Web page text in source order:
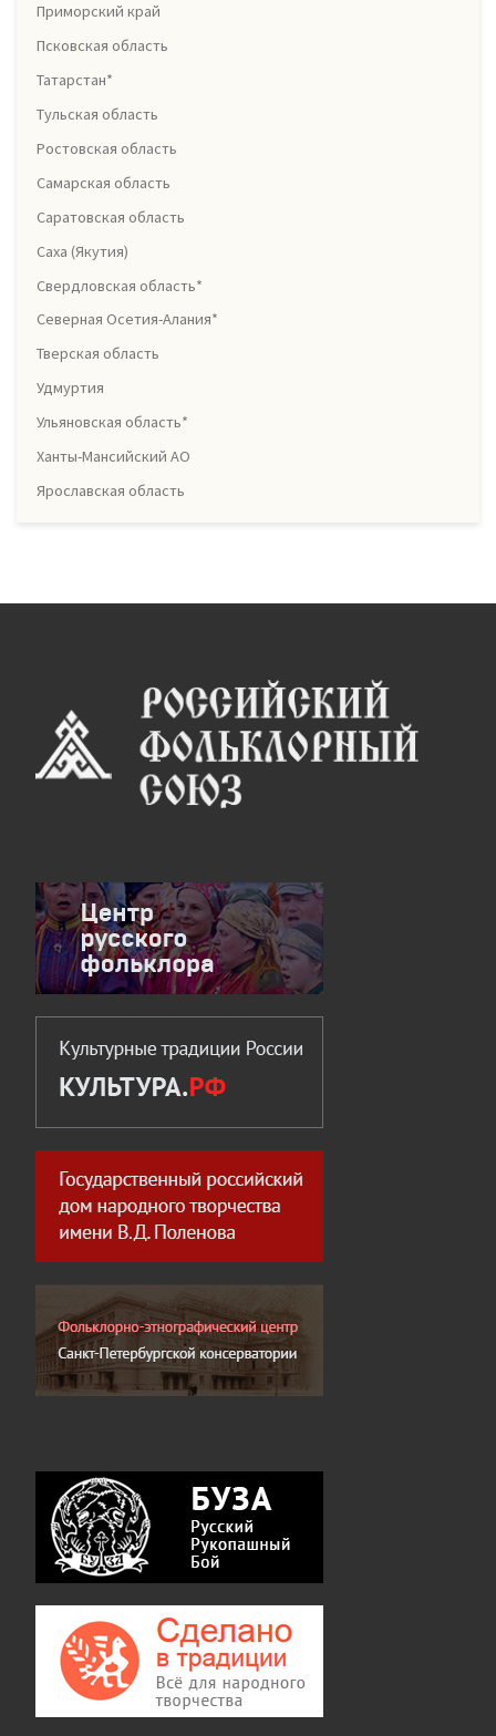
Приморский край
Псковская область
Татарстан*
Тульская область
Ростовская область
Самарская область
Саратовская область
Саха (Якутия)
Свердловская область*
Северная Осетия-Алания*
Тверская область
Удмуртия
Ульяновская область*
Ханты-Мансийский АО
Ярославская область